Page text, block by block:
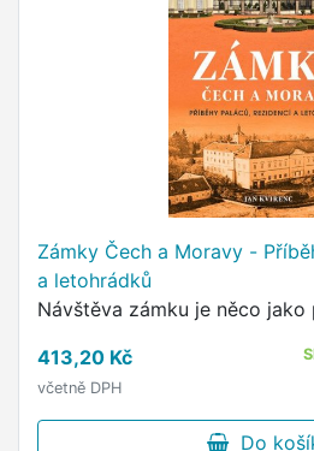
Zámky Čech a Moravy -
a letohrádků
Návštěva zámku je něco jako
413,20 Kč
včetně DPH
Do